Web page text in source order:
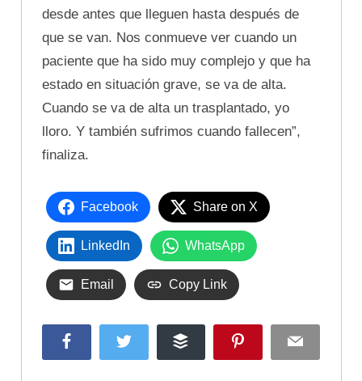
desde antes que lleguen hasta después de
que se van. Nos conmueve ver cuando un
paciente que ha sido muy complejo y que ha
estado en situación grave, se va de alta.
Cuando se va de alta un trasplantado, yo
lloro. Y también sufrimos cuando fallecen”,
finaliza.
Facebook Share on X
LinkedIn WhatsApp
Email Copy Link
FacebookTwitter Buffer Pinterest Email